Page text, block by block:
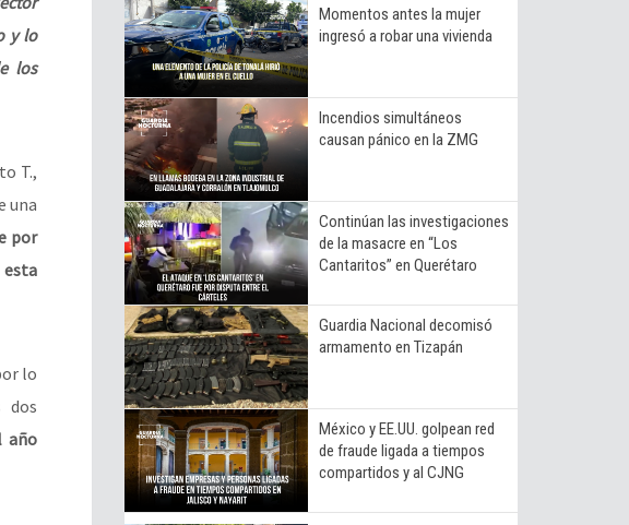
y lo
los
T.,
una
por
lo
dos
año
Momentos antes la mujer
ingresó a robar una vivienda
Incendios simultáneos
causan pánico en la ZMG
Continúan las investigaciones
de la masacre en “Los
Cantaritos” en Querétaro
Guardia Nacional decomisó
armamento en Tizapán
México y EE.UU. golpean red
de fraude ligada a tiempos
compartidos y al CJNG